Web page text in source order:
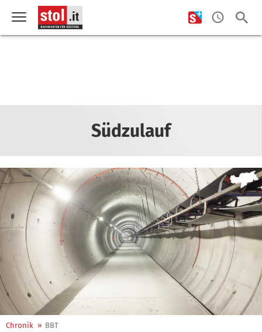
Südzulauf
Chronik » BBT